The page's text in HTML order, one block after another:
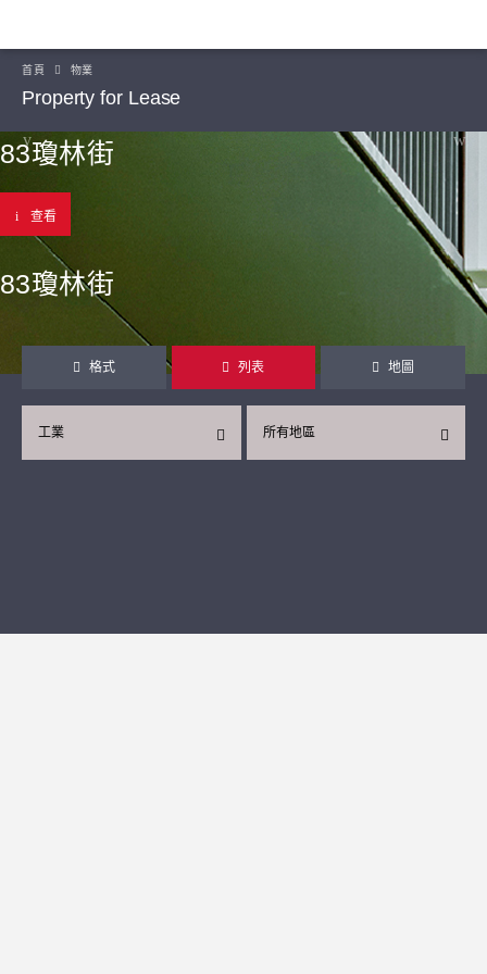
首頁 物業
Property for Lease
83瓊林街
查看
83瓊林街
格式 列表 地圖
所有地區
工業